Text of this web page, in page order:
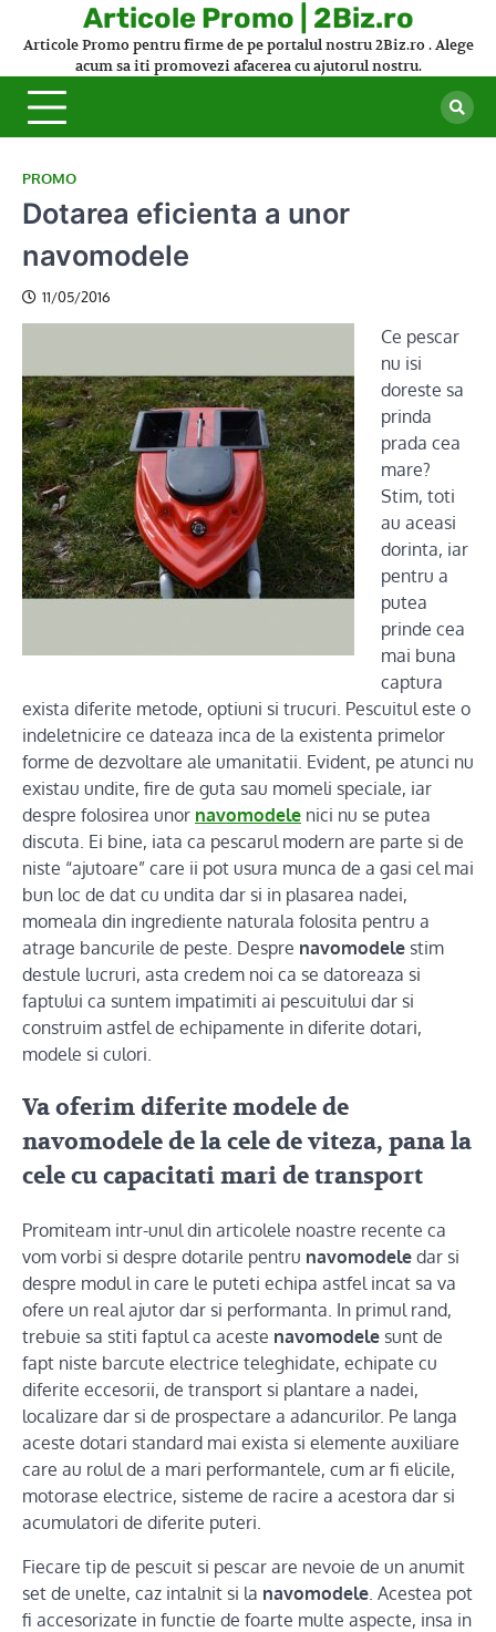
Articole Promo | 2Biz.ro
Articole Promo pentru firme de pe portalul nostru 2Biz.ro . Alege
acum sa iti promovezi afacerea cu ajutorul nostru.
PROMO
Dotarea eficienta a unor
navomodele
11/05/2016
Ce pescar
nu isi
doreste sa
prinda
prada cea
mare?
Stim, toti
au aceasi
dorinta, iar
pentru a
putea
prinde cea
mai buna
captura
exista diferite metode, optiuni si trucuri. Pescuitul este o
indeletnicire ce dateaza inca de la existenta primelor
forme de dezvoltare ale umanitatii. Evident, pe atunci nu
existau undite, fire de guta sau momeli speciale, iar
despre folosirea unor navomodele nici nu se putea
discuta. Ei bine, iata ca pescarul modern are parte si de
niste “ajutoare” care ii pot usura munca de a gasi cel mai
bun loc de dat cu undita dar si in plasarea nadei,
momeala din ingrediente naturala folosita pentru a
atrage bancurile de peste. Despre navomodele stim
destule lucruri, asta credem noi ca se datoreaza si
faptului ca suntem impatimiti ai pescuitului dar si
construim astfel de echipamente in diferite dotari,
modele si culori.
Va oferim diferite modele de
navomodele de la cele de viteza, pana la
cele cu capacitati mari de transport
Promiteam intr-unul din articolele noastre recente ca
vom vorbi si despre dotarile pentru navomodele dar si
despre modul in care le puteti echipa astfel incat sa va
ofere un real ajutor dar si performanta. In primul rand,
trebuie sa stiti faptul ca aceste navomodele sunt de
fapt niste barcute electrice teleghidate, echipate cu
diferite eccesorii, de transport si plantare a nadei,
localizare dar si de prospectare a adancurilor. Pe langa
aceste dotari standard mai exista si elemente auxiliare
care au rolul de a mari performantele, cum ar fi elicile,
motorase electrice, sisteme de racire a acestora dar si
acumulatori de diferite puteri.
Fiecare tip de pescuit si pescar are nevoie de un anumit
set de unelte, caz intalnit si la navomodele . Acestea pot
fi accesorizate in functie de foarte multe aspecte, insa in